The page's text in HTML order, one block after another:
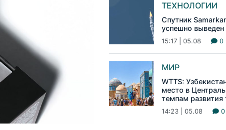
ТЕХНОЛОГИИ
Спутник
успешно выведен
15:17 | 05.08 0
МИР
WTTS:
место в
темпам развития
14:23 | 05.08 0